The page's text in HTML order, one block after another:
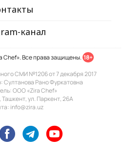
канал
Chef». Все права защищены. 18+
СМИ №1206 от 7 декабря 2017
Султанова Рано Фуркатовна
ООО «Zira Chef»
ул. Паркент, 26А
info@zira.uz